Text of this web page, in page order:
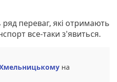
переваг, які отримають
все-таки з'явиться.
на